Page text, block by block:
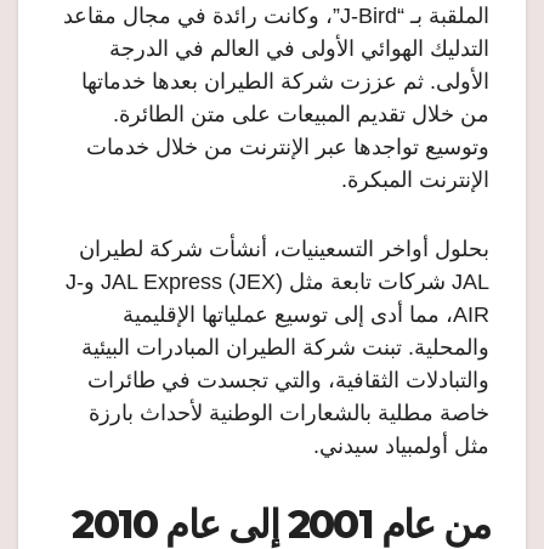
الملقبة بـ “J-Bird”، وكانت رائدة في مجال مقاعد
التدليك الهوائي الأولى في العالم في الدرجة
الأولى. ثم عززت شركة الطيران بعدها خدماتها
من خلال تقديم المبيعات على متن الطائرة.
وتوسيع تواجدها عبر الإنترنت من خلال خدمات
الإنترنت المبكرة.
بحلول أواخر التسعينيات، أنشأت شركة لطيران
JAL شركات تابعة مثل JAL Express (JEX) وJ-
AIR، مما أدى إلى توسيع عملياتها الإقليمية
والمحلية. تبنت شركة الطيران المبادرات البيئية
والتبادلات الثقافية، والتي تجسدت في طائرات
خاصة مطلية بالشعارات الوطنية لأحداث بارزة
مثل أولمبياد سيدني.
من عام 2001 إلى عام 2010